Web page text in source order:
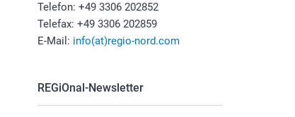
Telefon: +49 3306 202852
Telefax: +49 3306 202859
E-Mail: info(at)regio-nord.com
REGiOnal-Newsletter